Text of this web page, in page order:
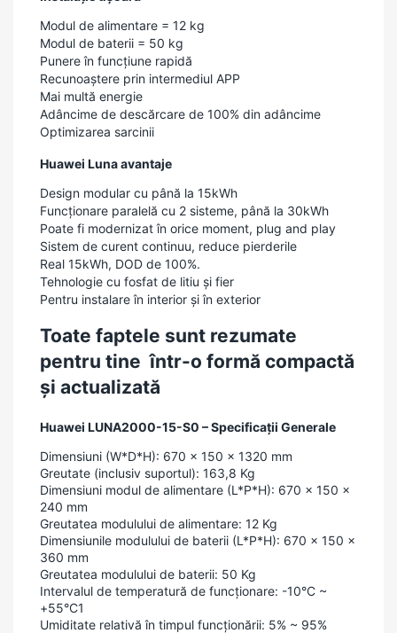
Modul de alimentare = 12 kg
Modul de baterii = 50 kg
Punere în funcțiune rapidă
Recunoaștere prin intermediul APP
Mai multă energie
Adâncime de descărcare de 100% din adâncime
Optimizarea sarcinii
Huawei Luna avantaje
Design modular cu până la 15kWh
Funcționare paralelă cu 2 sisteme, până la 30kWh
Poate fi modernizat în orice moment, plug and play
Sistem de curent continuu, reduce pierderile
Real 15kWh, DOD de 100%.
Tehnologie cu fosfat de litiu și fier
Pentru instalare în interior și în exterior
Toate faptele sunt rezumate
pentru tine într-o formă compactă
și actualizată
Huawei LUNA2000-15-S0 – Specificații Generale
Dimensiuni (W*D*H): 670 x 150 x 1320 mm
Greutate (inclusiv suportul): 163,8 Kg
Dimensiuni modul de alimentare (L*P*H): 670 x 150 x
240 mm
Greutatea modulului de alimentare: 12 Kg
Dimensiunile modulului de baterii (L*P*H): 670 x 150 x
360 mm
Greutatea modulului de baterii: 50 Kg
Intervalul de temperatură de funcționare: -10°C ~
+55°C1
Umiditate relativă în timpul funcționării: 5% ~ 95%